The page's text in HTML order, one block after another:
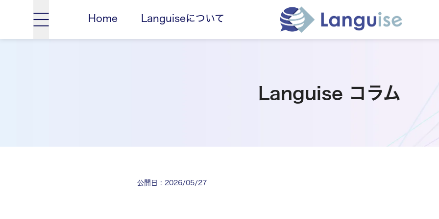
Home Languiseについて
Languise コラム
公開日 : 2026/05/27